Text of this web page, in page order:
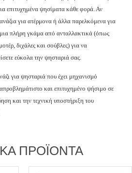
επιτυχημένα ψησίματα κάθε φορά. Αν
για ατέρμονα ή άλλα παρελκόμενα για
πλήρη γκάμα από ανταλλακτικά (όπως
διχάλες και σούβλες) για να
εύκολα την ψησταριά σας.
για ψησταριά που έχει μηχανισμό
και επιτυχημένο ψήσιμο σε
και την τεχνική υποστήριξη του
ΠΡΟΪΌΝΤΑ